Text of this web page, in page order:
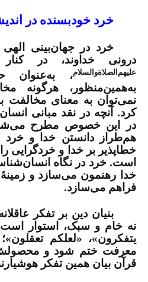
خرد خودبسنده در
خرد در جهان‌بينى
درونی خداوند، در
علیهم‌الصلاةوالسلام، به‌عنوان
به‌همین‌منظور، هرگونه
نمی‌توان به معنای
کرد. آنچه در نقد مبانی
در این خصوص مطرح
هم‌طراز دانستن خدا و خرد
خطاپذیر بر خدا و خردگرایی
است. خرد در نگاه
خدا رهنمون می‌سازد و
فراهم می‌سازد.
بنیان دین بر تفکر
نه خام و سبک، استوار است
یتفکرون»، «لعلکم
معرفت ختم شود و محصولش
قرآن بیان همین تفکر